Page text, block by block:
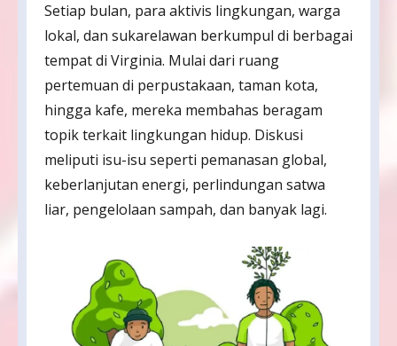
Setiap bulan, para aktivis lingkungan, warga
lokal, dan sukarelawan berkumpul di berbagai
tempat di Virginia. Mulai dari ruang
pertemuan di perpustakaan, taman kota,
hingga kafe, mereka membahas beragam
topik terkait lingkungan hidup. Diskusi
meliputi isu-isu seperti pemanasan global,
keberlanjutan energi, perlindungan satwa
liar, pengelolaan sampah, dan banyak lagi.